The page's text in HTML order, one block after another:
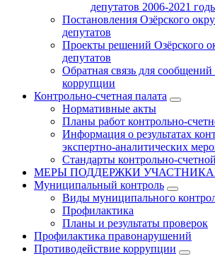
депутатов 2006-2021
Постановления Озёрского
депутатов
Проекты решений Озёрского
депутатов
Обратная связь для сообщений
коррупции
Контрольно-счетная палата
Нормативные акты
Планы работ контрольно-
Информация о результатах
экспертно-аналитических
Стандарты контрольно-
МЕРЫ ПОДДЕРЖКИ
Муниципальный контроль
Виды муниципального
Профилактика
Планы и результаты проверок
Профилактика правонарушений
Противодействие коррупции